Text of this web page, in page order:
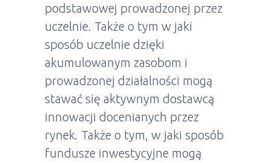
podstawowej prowadzonej przez
uczelnie. Także o tym w jaki
sposób uczelnie dzięki
akumulowanym zasobom i
prowadzonej działalności mogą
stawać się aktywnym dostawcą
innowacji docenianych przez
rynek. Także o tym, w jaki sposób
fundusze inwestycyjne mogą